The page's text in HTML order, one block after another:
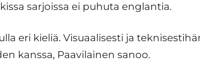
sarjoissa ei puhuta englantia.
eri kieliä. Visuaalisesti ja
kanssa, Paavilainen sanoo.